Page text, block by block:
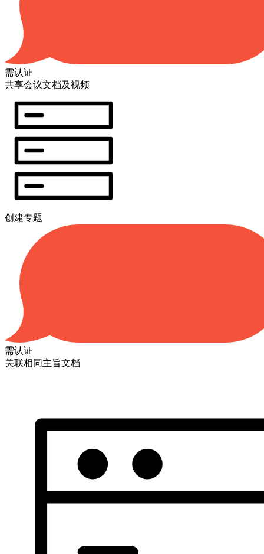
需认证
共享会议文档及视频
创建专题
需认证
关联相同主旨文档